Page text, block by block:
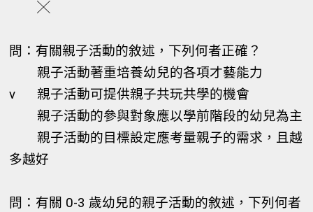
╳
問：有關親子活動的敘述，下列何者正確？
親子活動著重培養幼兒的各項才藝能力
v
親子活動可提供親子共玩共學的機會
親子活動的參與對象應以學前階段的幼兒為主
親子活動的目標設定應考量親子的需求，且越
多越好
問：有關 0-3 歲幼兒的親子活動的敘述，下列何者